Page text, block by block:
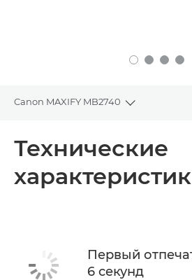
Canon MAXIFY MB2740
Toggle
Технические характеристики
Технические
Первый
6 секунд